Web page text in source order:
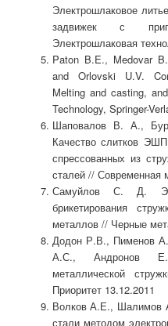
Электрошлаковое
задвижек с
Электрошлаковая
Paton B.E., Medovar
and Orlovski U.V.
Melting and casting,
Technology, Springer-
Шаповалов В. А.,
Качество слитков
спрессованных из
сталей // Современная
Самуйлов С. Д.
брикетирования
металлов // Черные
Додон Р.В., Пименов
А.С., Андронов
металлической
Приоритет 13.12.2011
Волков А.Е., Шалимов
стали методом